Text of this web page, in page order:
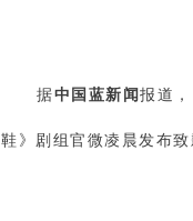
据中国蓝新闻报道
鞋》剧组官微凌晨发布